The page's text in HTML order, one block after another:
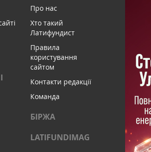
Про нас
Хто такий
Латифундист
Правила
користування
сайтом
Контакти редакції
Команда
БІРЖА
LATIFUNDIMAG